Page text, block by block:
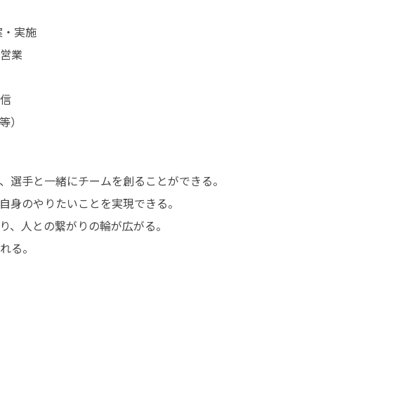
・実施
業
）
選手と一緒にチームを創ることができる。
身のやりたいことを実現できる。
、人との繋がりの輪が広がる。
る。